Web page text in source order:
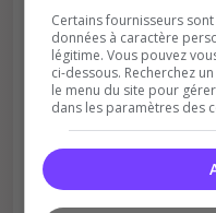
Soutient
Plus de
Certains fournisseurs
données à caractère
légitime. Vous pouvez
ci-dessous. Recherchez
le menu du site pour
dans les paramètres des